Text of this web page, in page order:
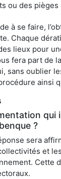
ou des
à se faire,
Chaque
lieux pour
fera part de
sans oublier
ainsi
qui
?
sera
et
Cette